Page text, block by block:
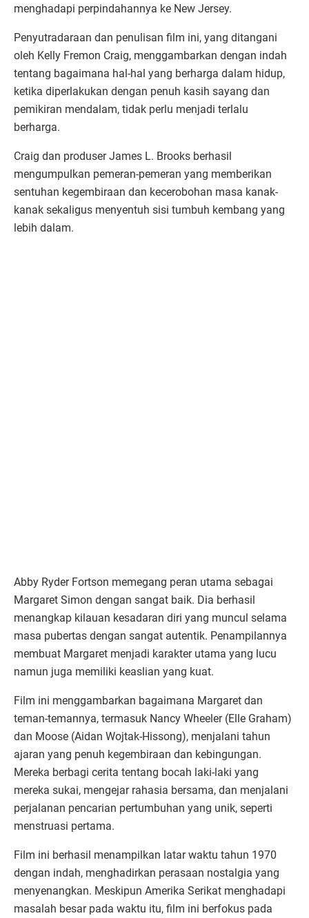
menghadapi perpindahannya ke New Jersey.
Penyutradaraan dan penulisan film ini, yang ditangani
oleh Kelly Fremon Craig, menggambarkan dengan indah
tentang bagaimana hal-hal yang berharga dalam hidup,
ketika diperlakukan dengan penuh kasih sayang dan
pemikiran mendalam, tidak perlu menjadi terlalu
berharga.
Craig dan produser James L. Brooks berhasil
mengumpulkan pemeran-pemeran yang memberikan
sentuhan kegembiraan dan kecerobohan masa kanak-
kanak sekaligus menyentuh sisi tumbuh kembang yang
lebih dalam.
Abby Ryder Fortson memegang peran utama sebagai
Margaret Simon dengan sangat baik. Dia berhasil
menangkap kilauan kesadaran diri yang muncul selama
masa pubertas dengan sangat autentik. Penampilannya
membuat Margaret menjadi karakter utama yang lucu
namun juga memiliki keaslian yang kuat.
Film ini menggambarkan bagaimana Margaret dan
teman-temannya, termasuk Nancy Wheeler (Elle Graham)
dan Moose (Aidan Wojtak-Hissong), menjalani tahun
ajaran yang penuh kegembiraan dan kebingungan.
Mereka berbagi cerita tentang bocah laki-laki yang
mereka sukai, mengejar rahasia bersama, dan menjalani
perjalanan pencarian pertumbuhan yang unik, seperti
menstruasi pertama.
Film ini berhasil menampilkan latar waktu tahun 1970
dengan indah, menghadirkan perasaan nostalgia yang
menyenangkan. Meskipun Amerika Serikat menghadapi
masalah besar pada waktu itu, film ini berfokus pada